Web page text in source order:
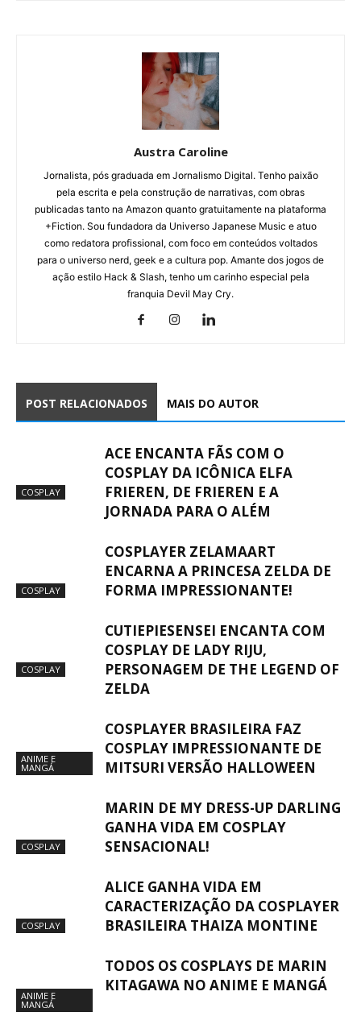
Austra Caroline
Jornalista, pós graduada em Jornalismo Digital. Tenho paixão
pela escrita e pela construção de narrativas, com obras
publicadas tanto na Amazon quanto gratuitamente na plataforma
+Fiction. Sou fundadora da Universo Japanese Music e atuo
como redatora profissional, com foco em conteúdos voltados
para o universo nerd, geek e a cultura pop. Amante dos jogos de
ação estilo Hack & Slash, tenho um carinho especial pela
franquia Devil May Cry.
POST RELACIONADOS MAIS DO AUTOR
COSPLAY
ACE ENCANTA FÃS COM O
COSPLAY DA ICÔNICA ELFA
FRIEREN, DE FRIEREN E A
JORNADA PARA O ALÉM
COSPLAY
COSPLAYER ZELAMAART
ENCARNA A PRINCESA ZELDA DE
FORMA IMPRESSIONANTE!
COSPLAY
CUTIEPIESENSEI ENCANTA COM
COSPLAY DE LADY RIJU,
PERSONAGEM DE THE LEGEND OF
ZELDA
ANIME E
MANGÁ
COSPLAYER BRASILEIRA FAZ
COSPLAY IMPRESSIONANTE DE
MITSURI VERSÃO HALLOWEEN
COSPLAY
MARIN DE MY DRESS-UP DARLING
GANHA VIDA EM COSPLAY
SENSACIONAL!
COSPLAY
ALICE GANHA VIDA EM
CARACTERIZAÇÃO DA COSPLAYER
BRASILEIRA THAIZA MONTINE
ANIME E
MANGÁ
TODOS OS COSPLAYS DE MARIN
KITAGAWA NO ANIME E MANGÁ